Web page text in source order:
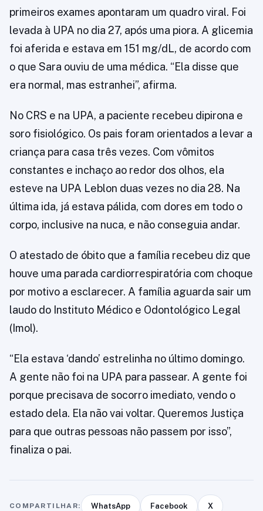
primeiros exames apontaram um quadro viral. Foi
levada à UPA no dia 27, após uma piora. A glicemia
foi aferida e estava em 151 mg/dL, de acordo com
o que Sara ouviu de uma médica. “Ela disse que
era normal, mas estranhei”, afirma.
No CRS e na UPA, a paciente recebeu dipirona e
soro fisiológico. Os pais foram orientados a levar a
criança para casa três vezes. Com vômitos
constantes e inchaço ao redor dos olhos, ela
esteve na UPA Leblon duas vezes no dia 28. Na
última ida, já estava pálida, com dores em todo o
corpo, inclusive na nuca, e não conseguia andar.
O atestado de óbito que a família recebeu diz que
houve uma parada cardiorrespiratória com choque
por motivo a esclarecer. A família aguarda sair um
laudo do Instituto Médico e Odontológico Legal
(Imol).
“Ela estava ‘dando’ estrelinha no último domingo.
A gente não foi na UPA para passear. A gente foi
porque precisava de socorro imediato, vendo o
estado dela. Ela não vai voltar. Queremos Justiça
para que outras pessoas não passem por isso”,
finaliza o pai.
COMPARTILHAR: WhatsApp Facebook X